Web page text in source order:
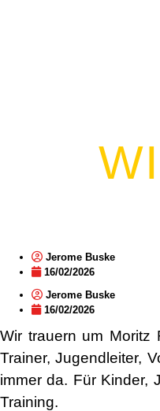
Jerome Buske
16/02/2026
Jerome Buske
16/02/2026
Wir trauern um Moritz
Trainer, Jugendleiter,
immer da. Für Kinder,
Training.